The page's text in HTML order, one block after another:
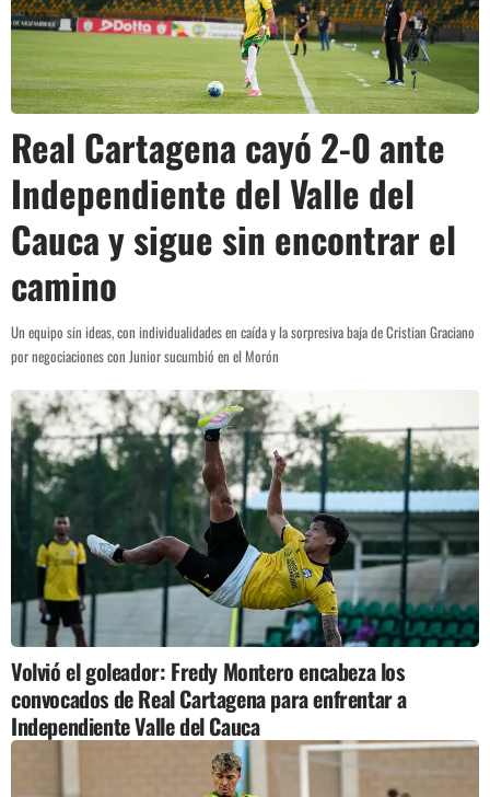
Real Cartagena cayó 2-0 ante
Independiente del Valle del
Cauca y sigue sin encontrar el
camino
Un equipo sin ideas, con individualidades en caída y la sorpresiva baja de Cristian Graciano
por negociaciones con Junior sucumbió en el Morón
Volvió el goleador: Fredy Montero encabeza los
convocados de Real Cartagena para enfrentar a
Independiente Valle del Cauca